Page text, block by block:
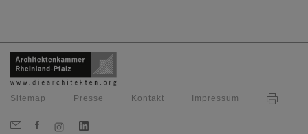
Sitemap Presse Kontakt Impressum